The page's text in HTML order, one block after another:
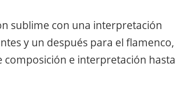
sublime con una interpretación
y un después para el flamenco,
composición e interpretación hasta